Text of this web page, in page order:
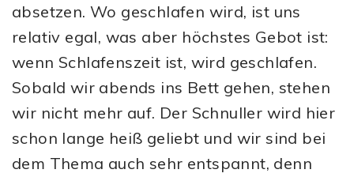
absetzen. Wo geschlafen wird, ist uns
relativ egal, was aber höchstes Gebot ist:
wenn Schlafenszeit ist, wird geschlafen.
Sobald wir abends ins Bett gehen, stehen
wir nicht mehr auf. Der Schnuller wird hier
schon lange heiß geliebt und wir sind bei
dem Thema auch sehr entspannt, denn